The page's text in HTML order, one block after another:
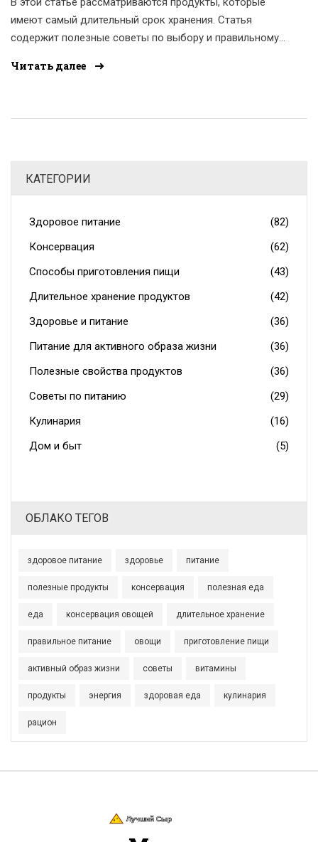
имеют самый длительный срок хранения. Статья
содержит полезные советы по выбору и правильному
интересные факты о различных видах пищи, которые
Читать далее
КАТЕГОРИИ
Здоровое питание
(82)
Консервация
(62)
Способы приготовления пищи
(43)
Длительное хранение продуктов
(42)
Здоровье и питание
(36)
Питание для активного образа жизни
(36)
Полезные свойства продуктов
(36)
Советы по питанию
(29)
Кулинария
(16)
Дом и быт
(5)
ОБЛАКО ТЕГОВ
здоровое питание здоровье питание
полезные продукты консервация полезная еда
еда консервация овощей длительное хранение
правильное питание овощи приготовление пищи
активный образ жизни советы витамины
продукты энергия здоровая еда кулинария
рацион